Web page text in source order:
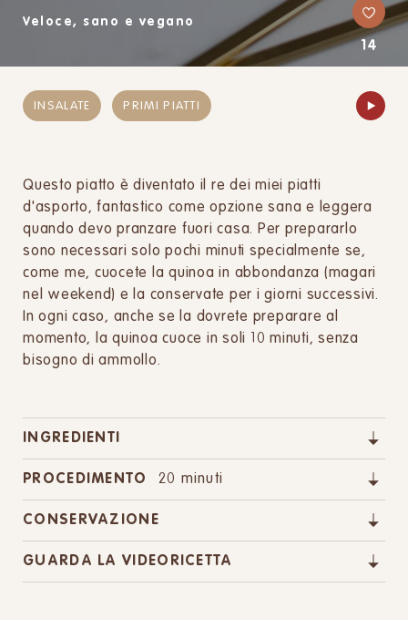
Veloce, sano e vegano
14
INSALATE PRIMI PIATTI
Questo piatto è diventato il re dei miei piatti
d'asporto, fantastico come opzione sana e leggera
quando devo pranzare fuori casa. Per prepararlo
sono necessari solo pochi minuti specialmente se,
come me, cuocete la quinoa in abbondanza (magari
nel weekend) e la conservate per i giorni successivi.
In ogni caso, anche se la dovrete preparare al
momento, la quinoa cuoce in soli 10 minuti, senza
bisogno di ammollo.
INGREDIENTI
PROCEDIMENTO 20 minuti
CONSERVAZIONE
GUARDA LA VIDEORICETTA